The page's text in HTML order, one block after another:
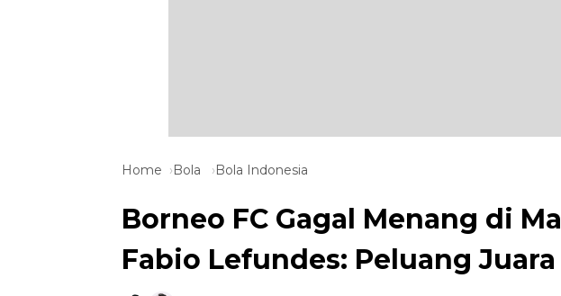
Home Bola Bola Indonesia
Borneo FC Gagal Menang di
Fabio Lefundes: Peluang